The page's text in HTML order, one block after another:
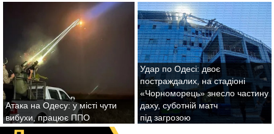
Атака на Одесу: у місті чути
вибухи, працює ППО
Удар по Одесі: двоє
постраждалих, на стадіоні
«Чорноморець» знесло частину
даху, суботній матч
під загрозою